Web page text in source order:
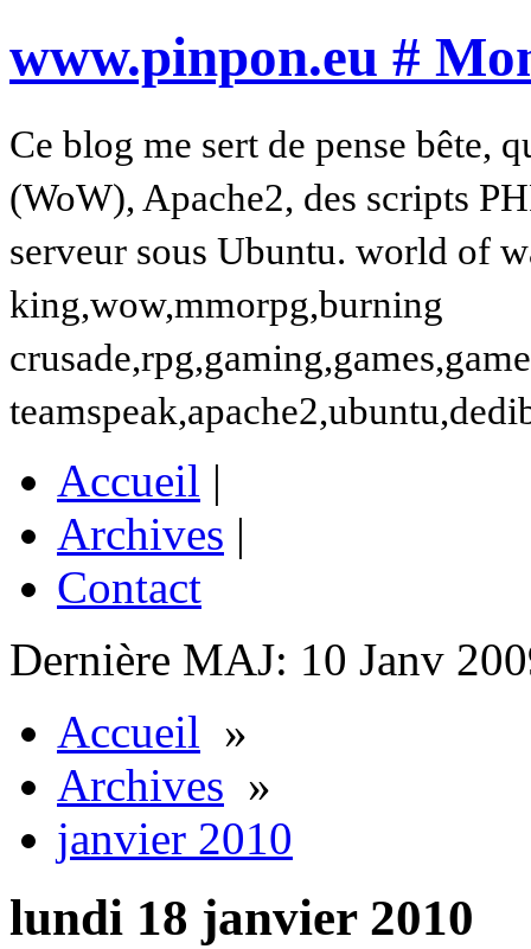
www.pinpon.eu #
Ce blog me sert de pense bête,
(WoW), Apache2, des scripts
serveur sous Ubuntu. world of
king,wow,mmorpg,burning
Accueil |
Archives |
Contact
Dernière MAJ: 10 Janv
Accueil »
Archives »
janvier 2010
lundi 18 janvier 2010